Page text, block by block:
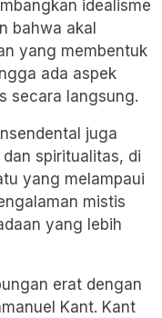
idealisme
bahwa akal
yang membentuk
ada aspek
secara langsung.
juga
spiritualitas, di
yang melampaui
mistis
yang lebih
erat dengan
Kant. Kant